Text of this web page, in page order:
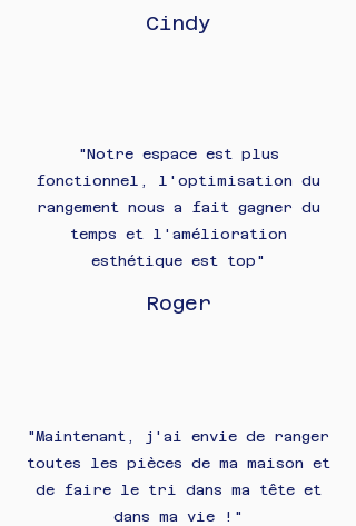
Cindy
"Notre espace est plus
fonctionnel, l'optimisation du
rangement nous a fait gagner du
temps et l'amélioration
esthétique est top"
Roger
"Maintenant, j'ai envie de ranger
toutes les pièces de ma maison et
de faire le tri dans ma tête et
dans ma vie !"